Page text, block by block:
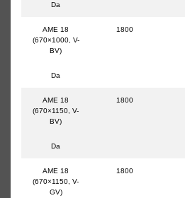
Da
AME 18
(670×1000, V-
BV)
1800
Da
AME 18
(670×1150, V-
BV)
1800
Da
AME 18
(670×1150, V-
GV)
1800